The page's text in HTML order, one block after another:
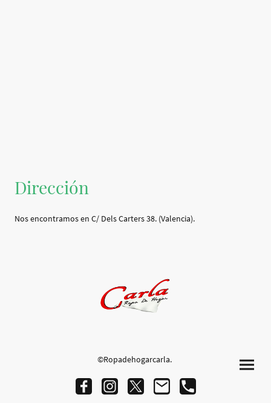
Dirección
Nos encontramos en C/ Dels Carters 38. (Valencia).
©Ropadehogarcarla.